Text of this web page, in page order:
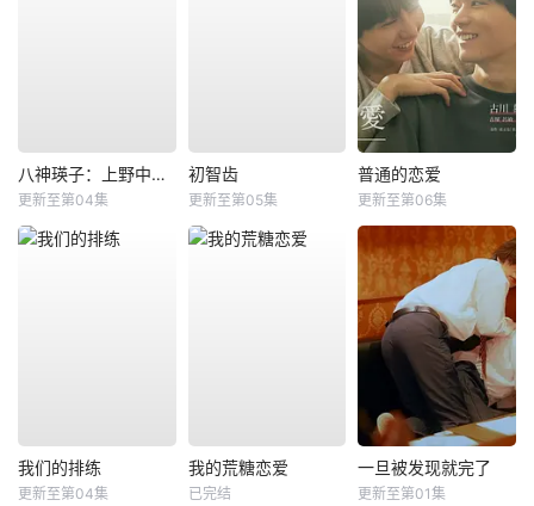
八神瑛子：上野中央署组织犯罪对策课
更新至第04集
初智齿
更新至第05集
普通的恋爱
更新至第06集
我们的排练
更新至第04集
我的荒糖恋爱
已完结
一旦被发现就完了
更新至第01集